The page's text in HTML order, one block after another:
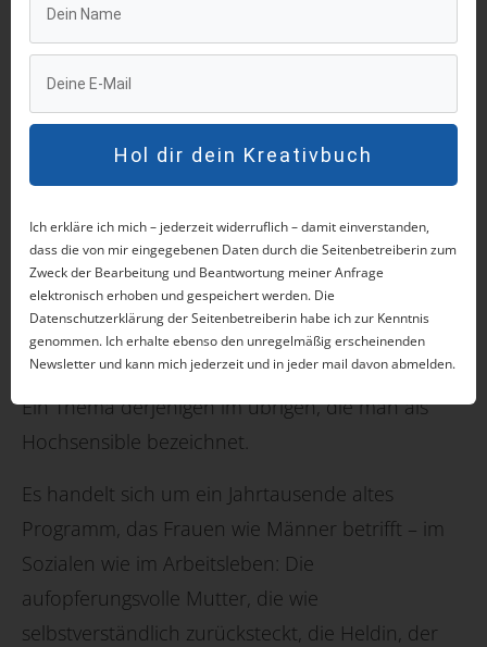
die Radioaktivität. Dein Unterbewusstsein und
deine Subtilkörper reagieren darauf mit dem
Alarm: Hier braucht es Hilfe! Und die wird auch
geliefert. Du saugst die Bedürfnisse der anderen
auf wie ein Schwamm und unbewusst versuchst
wieso du überdurchschnittlich oft erschöpft bist,
dich gelähmt fühlst und auf dem Zahnfleisch
gehst.
Erkennst du dich wieder?
Ein Thema derjenigen im übrigen, die man als
Hochsensible bezeichnet.
Es handelt sich um ein Jahrtausende altes
Programm, das Frauen wie Männer betrifft – im
Sozialen wie im Arbeitsleben: Die
aufopferungsvolle Mutter, die wie
selbstverständlich zurücksteckt, die Heldin, der
Hol dir dein Kreativbuch
Ich erkläre ich mich – jederzeit widerruflich – damit einverstanden,
dass die von mir eingegebenen Daten durch die Seitenbetreiberin zum
Zweck der Bearbeitung und Beantwortung meiner Anfrage
elektronisch erhoben und gespeichert werden. Die
Datenschutzerklärung der Seitenbetreiberin habe ich zur Kenntnis
genommen. Ich erhalte ebenso den unregelmäßig erscheinenden
Newsletter und kann mich jederzeit und in jeder mail davon abmelden.